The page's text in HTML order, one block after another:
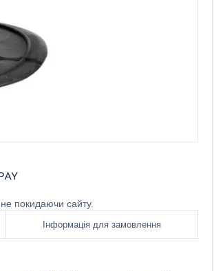
покидаючи сайту.
Інформація для замовлення